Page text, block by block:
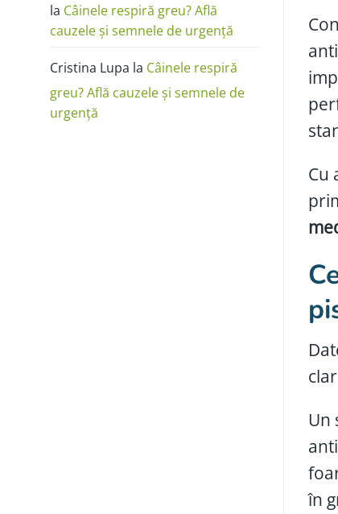
la Câinele respiră greu? Află
cauzele și semnele de urgență
Cristina Lupa la Câinele respiră
greu? Află cauzele și semnele de
urgență
Cu
Un
în